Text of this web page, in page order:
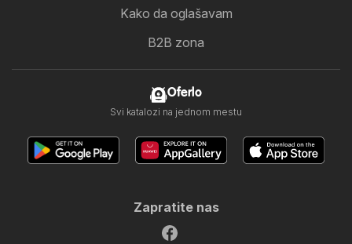
Kako da oglašavam
B2B zona
Oferlo
Svi katalozi na jednom mestu
Zapratite nas